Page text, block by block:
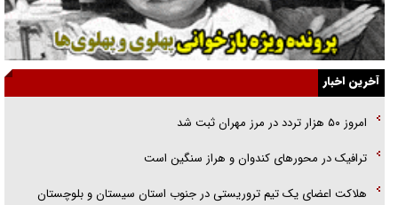
گفت‌وگو با خواهر یکی از شهدای جنگ رمضان/ خواهرم فرمانده جهادی و
اهل خدمت بی‌منت بود
جزئیات شکنجه‌هایم فراتر از آن است که در بیان بگنجد!
گزارش «جوان» از قوانین سخت‌گیرانه ۶ قاره در برابر یورش به پاسگاه‌های
آخرین اخبار
امروز ۵۰ هزار تردد در مرز مهران ثبت شد
ترافیک در محور‌های کندوان و هراز سنگین است
هلاکت اعضای یک تیم تروریستی در جنوب استان سیستان و بلوچستان